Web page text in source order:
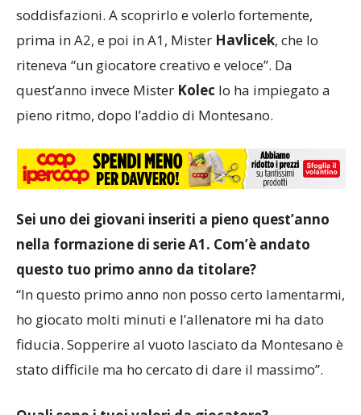
soddisfazioni. A scoprirlo e volerlo fortemente,
prima in A2, e poi in A1, Mister Havlicek, che lo
riteneva “un giocatore creativo e veloce”. Da
quest’anno invece Mister Kolec lo ha impiegato a
pieno ritmo, dopo l’addio di Montesano.
Sei uno dei giovani inseriti a pieno quest’anno
nella formazione di serie A1. Com’è andato
questo tuo primo anno da titolare?
“In questo primo anno non posso certo lamentarmi,
ho giocato molti minuti e l’allenatore mi ha dato
fiducia. Sopperire al vuoto lasciato da Montesano è
stato difficile ma ho cercato di dare il massimo”.